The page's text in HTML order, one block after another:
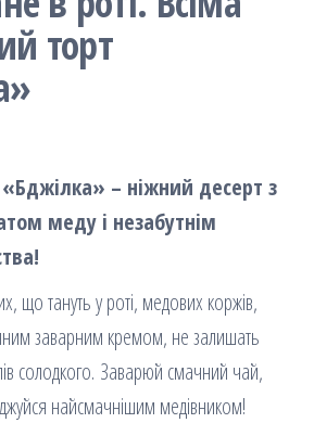
торт
– ніжний десерт з
меду і незабутнім
що тануть у роті, медових коржів,
заварним кремом, не залишать
солодкого. Заварюй смачний чай,
найсмачнішим медівником!